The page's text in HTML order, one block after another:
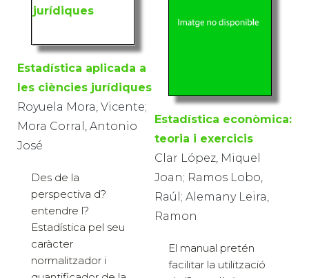
Estadística aplicada a
les ciències jurídiques
Royuela Mora, Vicente;
Mora Corral, Antonio
José
Des de la
perspectiva d?
entendre l?
Estadística pel seu
caràcter
normalitzador i
Estadística econòmica:
teoria i exercicis
Clar López, Miquel
Joan; Ramos Lobo,
Raúl; Alemany Leira,
Ramon
El manual pretén
facilitar la utilització